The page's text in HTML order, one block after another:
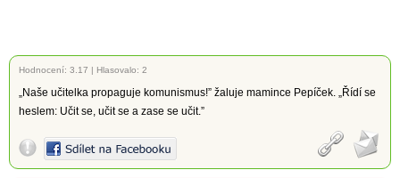
Hodnocení: 3.17 | Hlasovalo: 2
„Naše učitelka propaguje komunismus!” žaluje mamince Pepíček. „Řídí se
heslem: Učit se, učit se a zase se učit.”